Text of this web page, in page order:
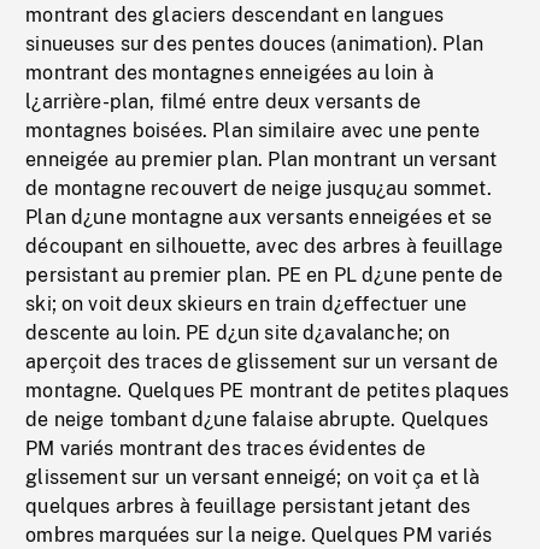
montrant des glaciers descendant en langues
sinueuses sur des pentes douces (animation). Plan
montrant des montagnes enneigées au loin à
l¿arrière-plan, filmé entre deux versants de
montagnes boisées. Plan similaire avec une pente
enneigée au premier plan. Plan montrant un versant
de montagne recouvert de neige jusqu¿au sommet.
Plan d¿une montagne aux versants enneigées et se
découpant en silhouette, avec des arbres à feuillage
persistant au premier plan. PE en PL d¿une pente de
ski; on voit deux skieurs en train d¿effectuer une
descente au loin. PE d¿un site d¿avalanche; on
aperçoit des traces de glissement sur un versant de
montagne. Quelques PE montrant de petites plaques
de neige tombant d¿une falaise abrupte. Quelques
PM variés montrant des traces évidentes de
glissement sur un versant enneigé; on voit ça et là
quelques arbres à feuillage persistant jetant des
ombres marquées sur la neige. Quelques PM variés